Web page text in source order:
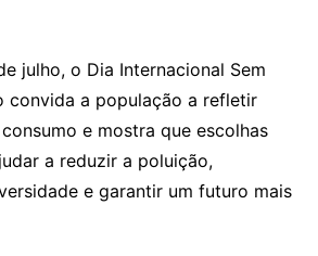
julho, o Dia Internacional Sem
convida a população a refletir
e mostra que escolhas
a reduzir a poluição,
e garantir um futuro mais